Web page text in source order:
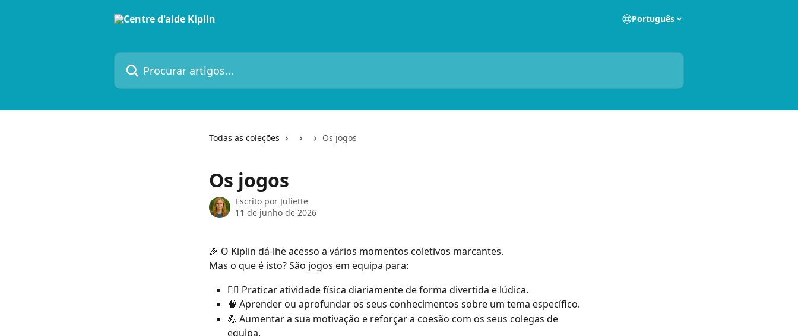
Português
Procurar artigos...
Todas as coleções Os jogos
Os jogos
Escrito por Juliette
11 de junho de 2026
🎉 O Kiplin dá-lhe acesso a vários momentos coletivos marcantes.
Mas o que é isto? São jogos em equipa para:
🏃‍♀️ Praticar atividade física diariamente de forma divertida e lúdica.
🧠 Aprender ou aprofundar os seus conhecimentos sobre um tema específico.
💪 Aumentar a sua motivação e reforçar a coesão com os seus colegas de
equipa.